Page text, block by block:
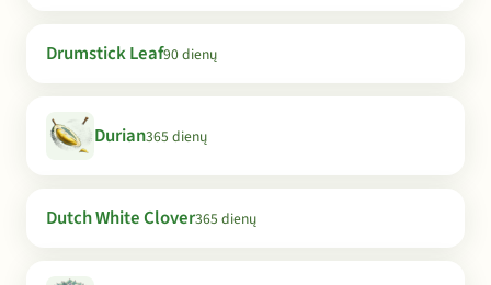
Drumstick Leaf90 dienų
Durian365 dienų
Dutch White Clover365 dienų